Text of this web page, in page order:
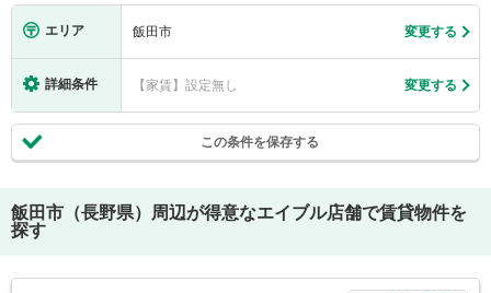
エリア 飯田市 変更する
詳細条件 【家賃】設定無し 変更する
この条件を保存する
飯田市（長野県）
周辺が得意なエイブル店舗で賃貸物件を
探す